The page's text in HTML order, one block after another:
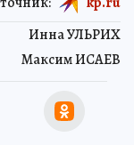
Инна УЛЬРИХ
Максим ИСАЕВ